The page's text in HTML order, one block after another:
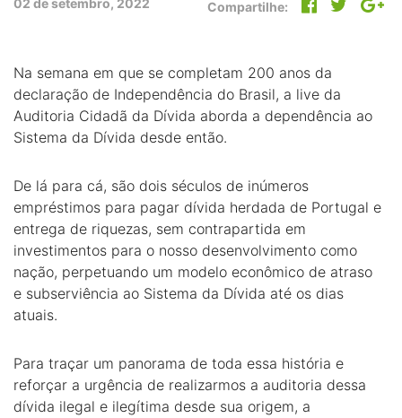
02 de setembro, 2022 Compartilhe:
Na semana em que se completam 200 anos da
declaração de Independência do Brasil, a live da
Auditoria Cidadã da Dívida aborda a dependência ao
Sistema da Dívida desde então.
De lá para cá, são dois séculos de inúmeros
empréstimos para pagar dívida herdada de Portugal e
entrega de riquezas, sem contrapartida em
investimentos para o nosso desenvolvimento como
nação, perpetuando um modelo econômico de atraso
e subserviência ao Sistema da Dívida até os dias
atuais.
Para traçar um panorama de toda essa história e
reforçar a urgência de realizarmos a auditoria dessa
dívida ilegal e ilegítima desde sua origem, a